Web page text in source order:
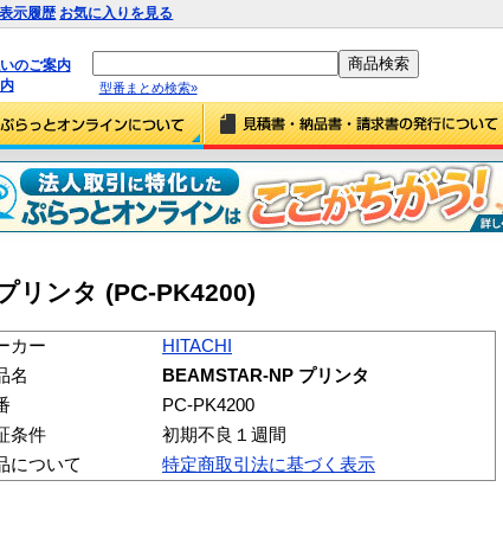
表示履歴 お気に入りを見る
のご案内
型番まとめ検索»
リンタ (PC-PK4200)
カー
HITACHI
名
BEAMSTAR-NP プリンタ
PC-PK4200
条件
初期不良１週間
について
特定商取引法に基づく表示